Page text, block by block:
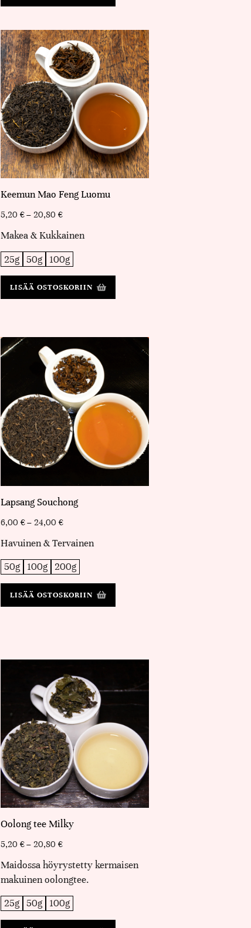
25g 50g 100g
Keemun Mao Feng Luomu
5,20 € – 20,80 €
Makea & Kukkainen
LISÄÄ OSTOSKORIIN
50g 100g 200g
Lapsang Souchong
6,00 € – 24,00 €
Havuinen & Tervainen
LISÄÄ OSTOSKORIIN
25g 50g 100g
Oolong tee Milky
5,20 € – 20,80 €
Maidossa höyrystetty kermaisen
makuinen oolongtee.